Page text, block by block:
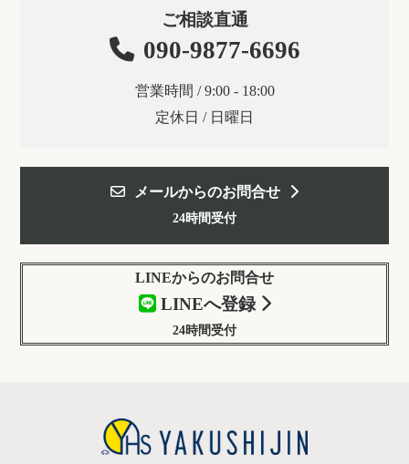
ご相談直通
090-9877-6696
営業時間 / 9:00 - 18:00
定休日 / 日曜日
メールからのお問合せ
24時間受付
LINEからのお問合せ
LINEへ登録
24時間受付